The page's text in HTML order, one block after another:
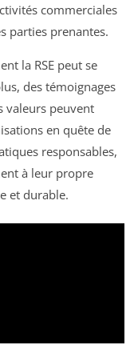
commerciales
parties prenantes.
la RSE peut se
des témoignages
valeurs peuvent
en quête de
responsables,
à leur propre
et durable.